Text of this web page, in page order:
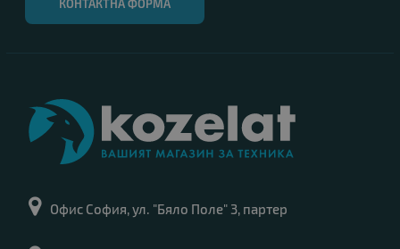
КОНТАКТНА ФОРМА
Офис София, ул. "Бяло Поле" 3, партер